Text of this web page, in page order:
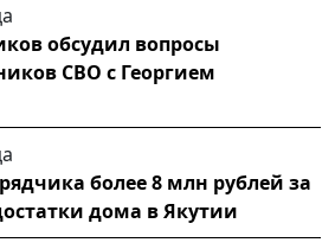
обсудил вопросы
СВО с Георгием
более 8 млн рублей за
дома в Якутии